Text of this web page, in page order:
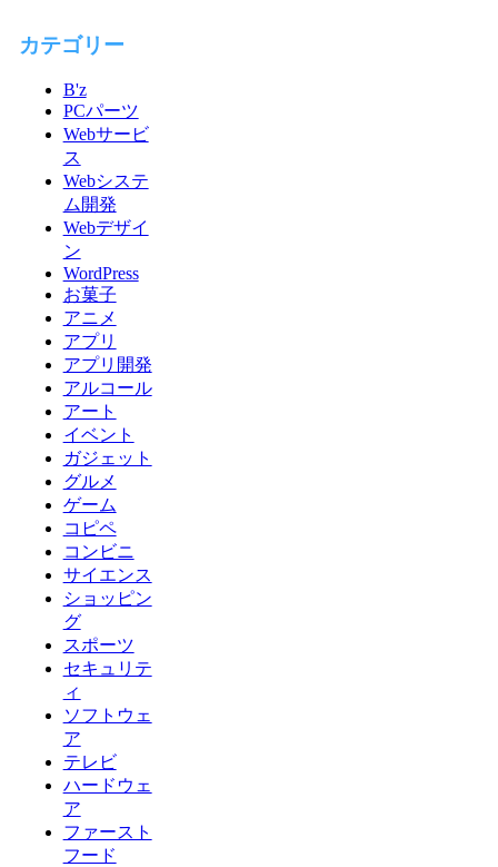
カテゴリー
B'z
PCパーツ
Webサービ
ス
Webシステ
ム開発
Webデザイ
ン
WordPress
お菓子
アニメ
アプリ
アプリ開発
アルコール
アート
イベント
ガジェット
グルメ
ゲーム
コピペ
コンビニ
サイエンス
ショッピン
グ
スポーツ
セキュリテ
ィ
ソフトウェ
ア
テレビ
ハードウェ
ア
ファースト
フード